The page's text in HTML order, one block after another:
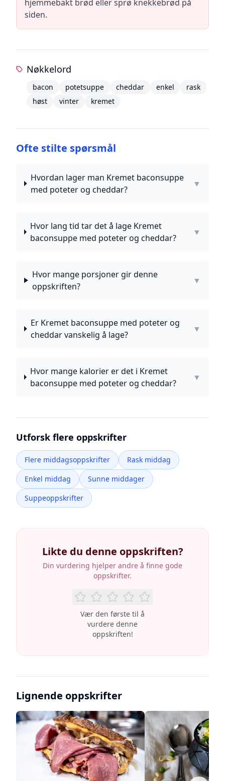
hjemmebakt brød eller sprø knekkebrød på
siden.
Nøkkelord
bacon potetsuppe cheddar enkel
rask
høst
vinter kremet
Ofte stilte spørsmål
Hvordan lager man Kremet baconsuppe
med poteter og cheddar?
▼
Hvor lang tid tar det å lage Kremet
baconsuppe med poteter og cheddar?
▼
Hvor mange porsjoner gir denne
oppskriften?
▼
Er Kremet baconsuppe med poteter og
cheddar vanskelig å lage?
▼
Hvor mange kalorier er det i Kremet
baconsuppe med poteter og cheddar?
▼
Utforsk flere oppskrifter
Flere middagsoppskrifter
Rask middag
Enkel middag
Sunne middager
Suppeoppskrifter
Likte du denne oppskriften?
Din vurdering hjelper andre å finne gode
oppskrifter.
Vær den første til å
vurdere denne
oppskriften!
Lignende oppskrifter